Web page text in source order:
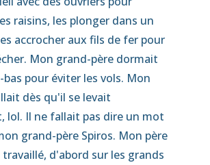
raisins, les plonger dans un
accrocher aux fils de fer pour
Mon grand-père dormait
pour éviter les vols. Mon
dès qu'il se levait
lol. Il ne fallait pas dire un mot
grand-père Spiros. Mon père
d'abord sur les grands